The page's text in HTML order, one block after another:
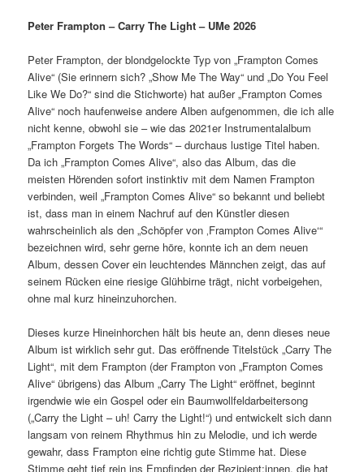
Peter Frampton – CarryThe Light – UMe 2026
Peter Frampton, der blondgelockte Typ von „Frampton Comes
Alive“ (Sie erinnern sich? „Show Me The Way“ und „Do You Feel
Like We Do?“ sind die Stichworte) hat außer „Frampton Comes
Alive“ noch haufenweise andere Alben aufgenommen, die ich alle
nicht kenne, obwohl sie – wie das 2021er Instrumentalalbum
„Frampton Forgets The Words“ – durchaus lustige Titel haben.
Da ich „Frampton Comes Alive“, also das Album, das die
meisten Hörenden sofort instinktiv mit dem Namen Frampton
verbinden, weil „Frampton Comes Alive“ so bekannt und beliebt
ist, dass man in einem Nachruf auf den Künstler diesen
wahrscheinlich als den „Schöpfer von ‚Frampton Comes Alive‘“
bezeichnen wird, sehr gerne höre, konnte ich an dem neuen
Album, dessen Cover ein leuchtendes Männchen zeigt, das auf
seinem Rücken eine riesige Glühbirne trägt, nicht vorbeigehen,
ohne mal kurz hineinzuhorchen.
Dieses kurze Hineinhorchen hält bis heute an, denn dieses neue
Album ist wirklich sehr gut. Das eröffnende Titelstück „Carry The
Light“, mit dem Frampton (der Frampton von „Frampton Comes
Alive“ übrigens) das Album „Carry The Light“ eröffnet, beginnt
irgendwie wie ein Gospel oder ein Baumwollfeldarbeitersong
(„Carry the Light – uh! Carry the Light!“) und entwickelt sich dann
langsam von reinem Rhythmus hin zu Melodie, und ich werde
gewahr, dass Frampton eine richtig gute Stimme hat. Diese
Stimme geht tief rein ins Empfinden der Rezipient:innen, die hat